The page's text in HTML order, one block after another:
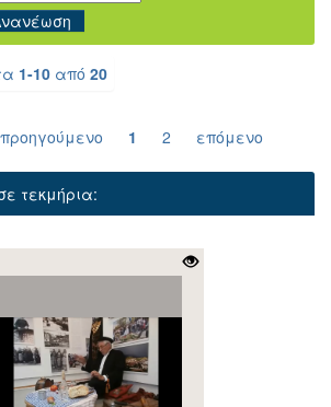
1-10 από 20
προηγούμενο 1 2 επόμενο
τεκμήρια: